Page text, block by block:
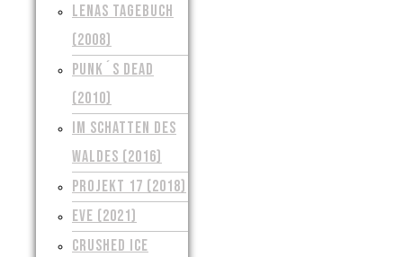
LENAS TAGEBUCH
(2008)
PUNK´S DEAD
(2010)
IM SCHATTEN DES
WALDES (2016)
PROJEKT 17 (2018)
EVE (2021)
CRUSHED ICE